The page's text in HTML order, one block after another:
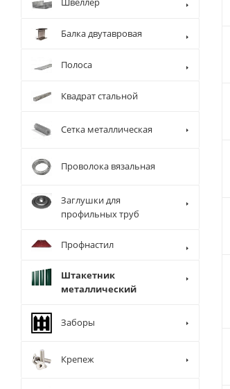
Балка двутавровая
Полоса
Квадрат стальной
Сетка металлическая
Проволока вязальная
Заглушки для
профильных труб
Профнастил
Штакетник
металлический
Заборы
Крепеж